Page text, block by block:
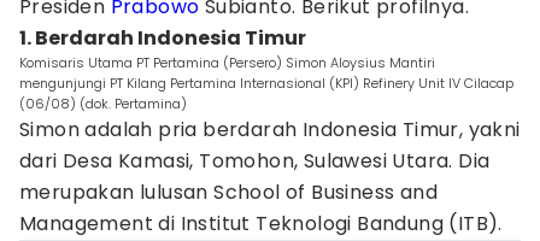
Presiden Prabowo Subianto. Berikut profilnya.
1. Berdarah Indonesia Timur
Komisaris Utama PT Pertamina (Persero) Simon Aloysius Mantiri
mengunjungi PT Kilang Pertamina Internasional (KPI) Refinery Unit IV Cilacap
(06/08) (dok. Pertamina)
Simon adalah pria berdarah Indonesia Timur, yakni
dari Desa Kamasi, Tomohon, Sulawesi Utara. Dia
merupakan lulusan School of Business and
Management di Institut Teknologi Bandung (ITB).